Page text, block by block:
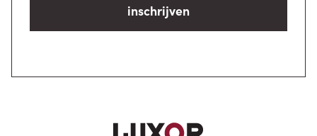
inschrijven